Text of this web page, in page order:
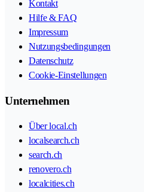
Kontakt
Hilfe & FAQ
Impressum
Nutzungsbedingungen
Datenschutz
Cookie-Einstellungen
Unternehmen
Über local.ch
localsearch.ch
search.ch
renovero.ch
localcities.ch